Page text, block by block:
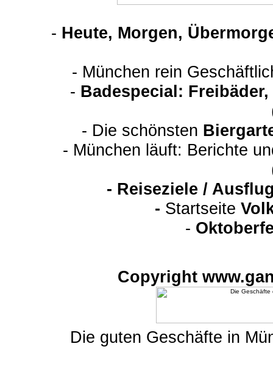
- Heute, Morgen,
- München rein
- Badespecial:
- Die schönsten
- München läuft: Berichte
- Reiseziele /
- Startseite
-
Copyright
Die guten Geschäfte in